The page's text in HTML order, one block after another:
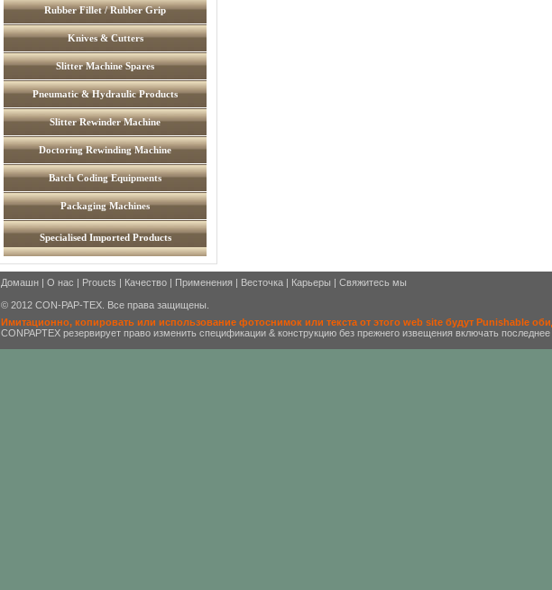
Rubber Fillet / Rubber Grip
Knives & Cutters
Slitter Machine Spares
Pneumatic & Hydraulic Products
Slitter Rewinder Machine
Doctoring Rewinding Machine
Batch Coding Equipments
Packaging Machines
Specialised Imported Products
Домашн| О нас | Proucts | Качество| Применения | Весточка| Карьеры | Свяжитесь мы
© 2012 CON-PAP-TEX. Все права защищены.
Имитационно, копировать или использование фотоснимок или текста от этого web site будут Punishable
CONPAPTEX резервирует право изменить спецификации & конструкцию без прежнего извещения включать последнее